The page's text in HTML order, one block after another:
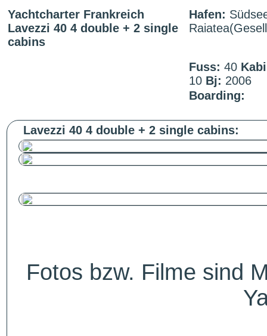
Yachtcharter Frankreich
Lavezzi 40 4 double + 2 single
cabins
Hafen:
Fuss: 40
10 Bj: 2006
Boarding:
Lavezzi 40 4 double + 2 single cabins:
Fotos bzw. Filme sind